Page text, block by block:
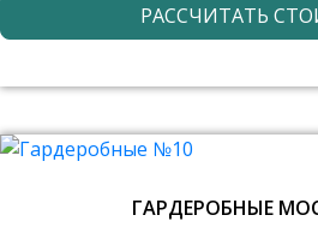
РАССЧИТАТЬ
ГАРДЕРОБНЫЕ